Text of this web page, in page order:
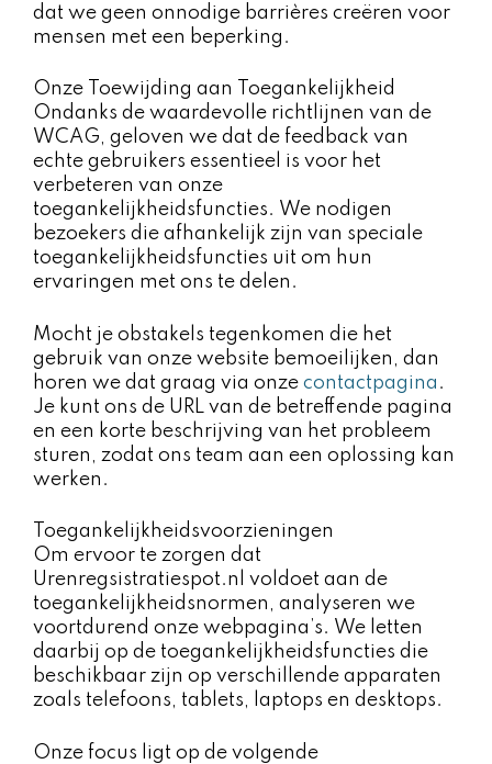
dat we geen onnodige barrières creëren voor
mensen met een beperking.
Onze Toewijding aan Toegankelijkheid
Ondanks de waardevolle richtlijnen van de
WCAG, geloven we dat de feedback van
echte gebruikers essentieel is voor het
verbeteren van onze
toegankelijkheidsfuncties. We nodigen
bezoekers die afhankelijk zijn van speciale
toegankelijkheidsfuncties uit om hun
ervaringen met ons te delen.
Mocht je obstakels tegenkomen die het
gebruik van onze website bemoeilijken, dan
horen we dat graag via onze contactpagina .
Je kunt ons de URL van de betreffende pagina
en een korte beschrijving van het probleem
sturen, zodat ons team aan een oplossing kan
werken.
Toegankelijkheidsvoorzieningen
Om ervoor te zorgen dat
Urenregsistratiespot.nl voldoet aan de
toegankelijkheidsnormen, analyseren we
voortdurend onze webpagina’s. We letten
daarbij op de toegankelijkheidsfuncties die
beschikbaar zijn op verschillende apparaten
zoals telefoons, tablets, laptops en desktops.
Onze focus ligt op de volgende